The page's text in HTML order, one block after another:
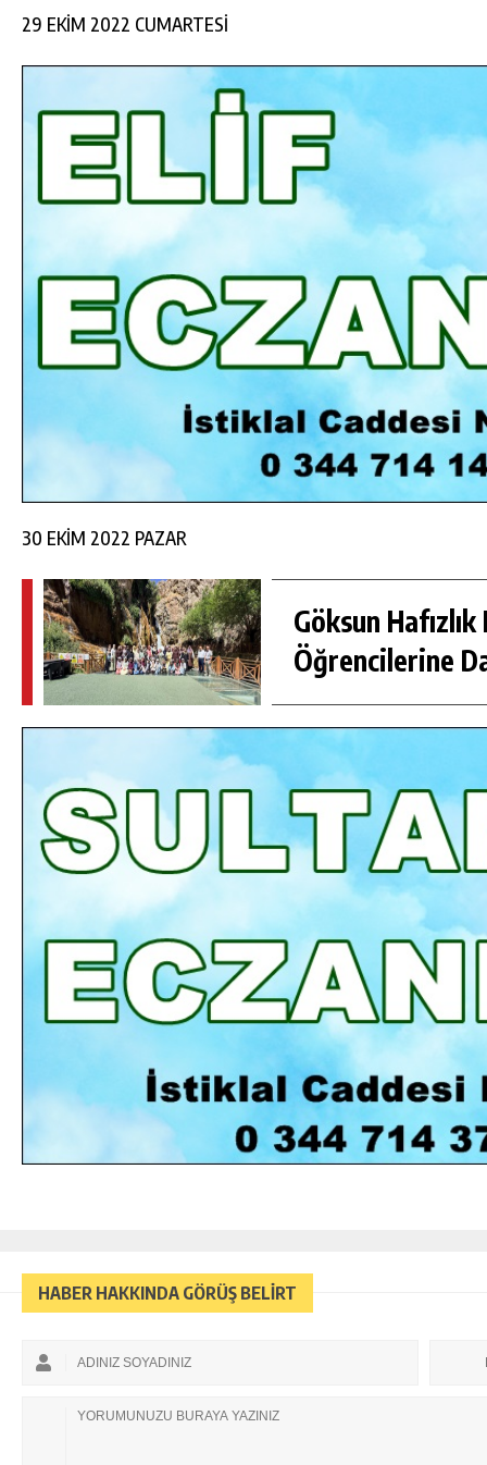
29 EKİM 2022 CUMARTESİ
30 EKİM 2022 PAZAR
Göksun Hafızlık
Öğrencilerine
HABER HAKKINDA GÖRÜŞ BELİRT
GÜNLÜK HABER AKIŞI
GÖKSUN HAFIZLIK KIZ KUR’AN KURSU
ÖĞRENCILERINE DARENDE GEZISI.